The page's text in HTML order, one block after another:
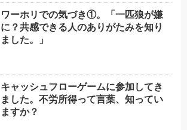
ワーホリでの気づき①。「一匹狼が嫌
に？共感できる人のありがたみを知り
ました。」
キャッシュフローゲームに参加してき
ました。不労所得って言葉、知ってい
ますか？